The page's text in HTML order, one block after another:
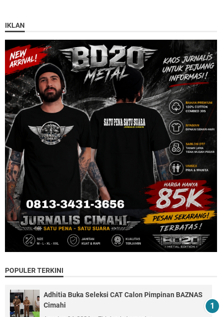
IKLAN
POPULER TERKINI
Adhitia Buka Seleksi CAT Calon Pimpinan BAZNAS
Cimahi